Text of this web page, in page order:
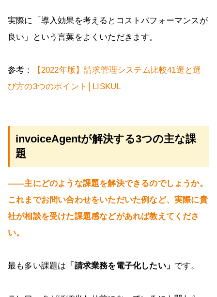
実際に「導入効果を考えるとコストパフォーマンスが
良い」という言葉をよくいただきます。
参考：
【2022年版】請求管理システム比較41選と選
び方の3つのポイント│LISKUL
invoiceAgentが解決する3つの主な課
題
――主にどのような課題を解決できるのでしょうか。
これまでお問い合わせをいただいた例など、実際に貴
社が相談を受けた課題感などがあれば教えてくださ
い。
最も多い課題は 「請求業務を電子化したい」 です。